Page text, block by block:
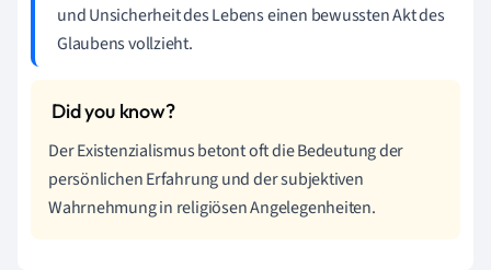
und Unsicherheit des Lebens einen bewussten Akt des
Glaubens vollzieht.
Der Existenzialismus betont oft die Bedeutung der
persönlichen Erfahrung und der subjektiven
Wahrnehmung in religiösen Angelegenheiten.